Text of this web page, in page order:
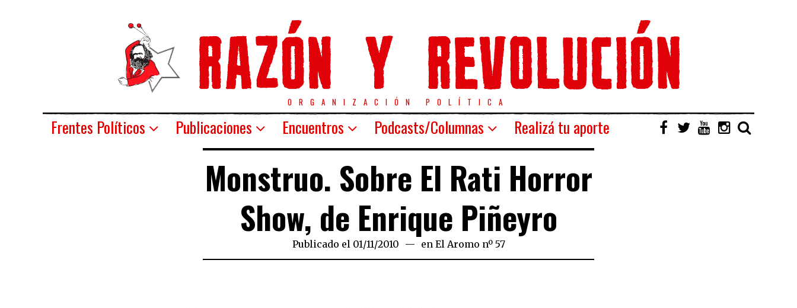
ORGANIZACIÓN POLÍTICA
Frentes Políticos Publicaciones Encuentros Podcasts/Columnas Realizá tu aporte
Monstruo. Sobre El Rati Horror
Show, de Enrique Piñeyro
Publicado el 01/11/2010 08/08/2020
en El Aromo nº 57